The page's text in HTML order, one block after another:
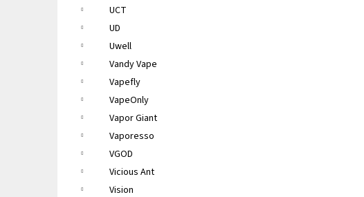
UCT
UD
Uwell
Vandy Vape
Vapefly
VapeOnly
Vapor Giant
Vaporesso
VGOD
Vicious Ant
Vision